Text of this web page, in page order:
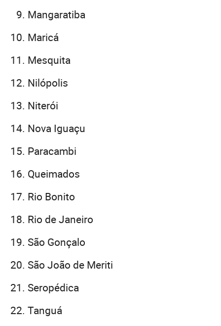
Mangaratiba
Maricá
Mesquita
Nilópolis
Niterói
Nova Iguaçu
Paracambi
Queimados
Rio Bonito
Rio de Janeiro
São Gonçalo
São João de Meriti
Seropédica
Tanguá